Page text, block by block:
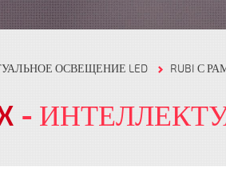
ОСВЕЩЕНИЕ LED RUBI С
-